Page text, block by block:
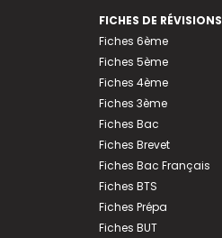
FICHES DE RÉVISIONS
Fiches 6ème
Fiches 5ème
Fiches 4ème
Fiches 3ème
Fiches Bac
Fiches Brevet
Fiches Bac Français
Fiches BTS
Fiches Prépa
Fiches BUT